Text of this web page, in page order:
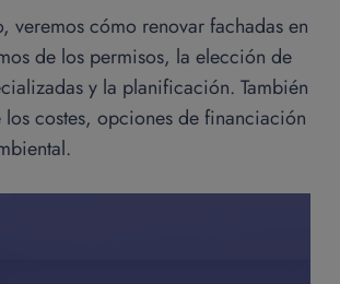
veremos cómo renovar fachadas en
de los permisos, la elección de
y la planificación. También
los costes, opciones de financiación